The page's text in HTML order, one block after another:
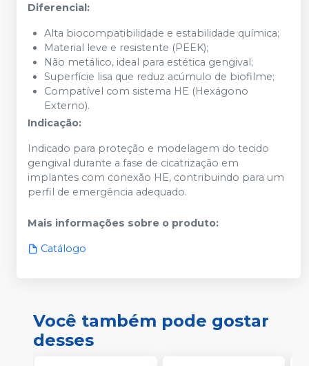
Diferencial:
Alta biocompatibilidade e estabilidade química;
Material leve e resistente (PEEK);
Não metálico, ideal para estética gengival;
Superfície lisa que reduz acúmulo de biofilme;
Compatível com sistema HE (Hexágono
Externo).
Indicação:
Indicado para proteção e modelagem do tecido
gengival durante a fase de cicatrização em
implantes com conexão HE, contribuindo para um
perfil de emergência adequado.
Mais informações sobre o produto:
Catálogo
Você também pode gostar
desses